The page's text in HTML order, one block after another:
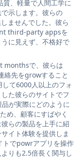
、軽量で人間工学に
示します。彼らの
ませんでした。彼ら
third-party appsを
に見えず、不格好で
monthsで、彼らは
絡先をgrowすること
て6000人以上のフォ
た彼らのサイトでフ
が実際にどのように
め、顧客にすばやく
らの製品を上手に紹
イト体験を提供しま
トでpowrアプリを操作
りも2.5倍長く関与し